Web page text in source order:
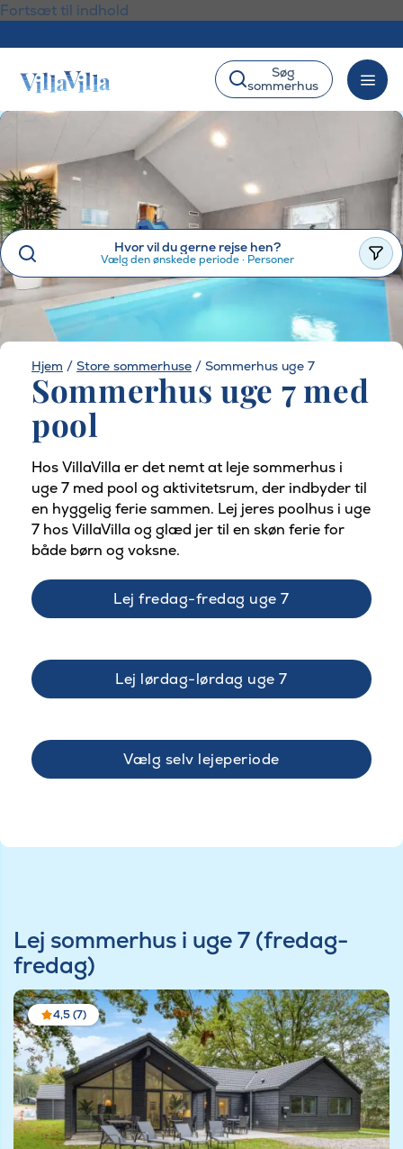
Fortsæt til indhold
Søg
sommerhus
Hvor vil du gerne rejse hen?
Vælg den ønskede periode· Personer
Hjem / Store sommerhuse / Sommerhus uge 7
Sommerhus uge 7 med
pool
Hos VillaVilla er det nemt at leje sommerhus i
uge 7 med pool og aktivitetsrum, der indbyder til
en hyggelig ferie sammen. Lej jeres poolhus i uge
7 hos VillaVilla og glæd jer til en skøn ferie for
både børn og voksne.
Lej fredag-fredag uge 7
Lej lørdag-lørdag uge 7
Vælg selv lejeperiode
Lej sommerhus i uge 7 (fredag-
fredag)
4,5 (7)